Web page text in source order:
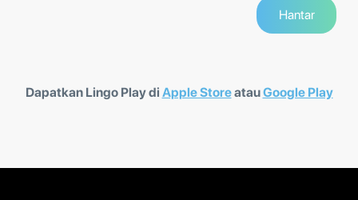
Dapatkan Lingo Play di Apple StoreatauGoogle Play